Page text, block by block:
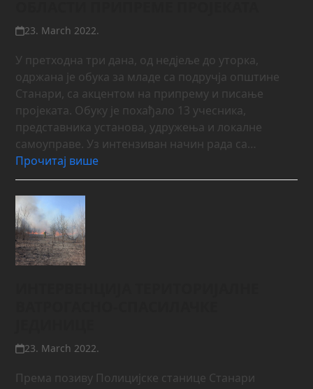
23. March 2022.
У претходна три дана, од недјеље до уторка,
одржана је обука за младе са подручја општине
Станари, са акцентом на припрему и писање
пројеката. Обуку је похађало 13 учесника,
представника установа, удружења и локалне
самоуправе. Уз интензиван начин рада са…
Прочитај више
23. March 2022.
Према позиву Полицијске станице Станари